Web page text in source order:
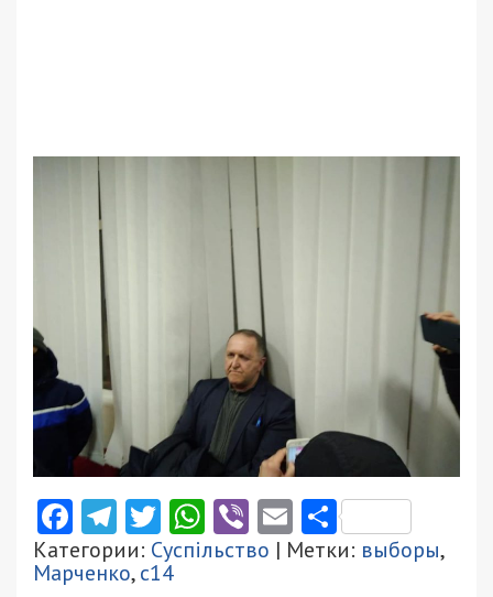
Facebook
Telegram
Twitter
WhatsApp
ViberEmail
Категории: Суспільство | Метки: выборы,
Марченко,с14